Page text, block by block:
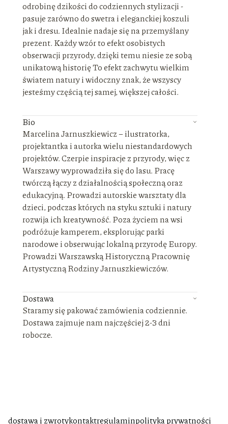
odrobinę dzikości do codziennych stylizacji -
pasuje zarówno do swetra i eleganckiej koszuli
jak i dresu. Idealnie nadaje się na przemyślany
prezent. Każdy wzór to efekt osobistych
obserwacji przyrody, dzięki temu niesie ze sobą
unikatową historię To efekt zachwytu wielkim
światem natury i widoczny znak, że wszyscy
jesteśmy częścią tej samej, większej całości.
Bio
Marcelina Jarnuszkiewicz – ilustratorka,
projektantka i autorka wielu niestandardowych
projektów. Czerpie inspiracje z przyrody, więc z
Warszawy wyprowadziła się do lasu. Pracę
twórczą łączy z działalnością społeczną oraz
edukacyjną. Prowadzi autorskie warsztaty dla
dzieci, podczas których na styku sztuki i natury
rozwija ich kreatywność. Poza życiem na wsi
podróżuje kamperem, eksplorując parki
narodowe i obserwując lokalną przyrodę Europy.
Prowadzi Warszawską Historyczną Pracownię
Artystyczną Rodziny Jarnuszkiewiczów.
Dostawa
Staramy się pakować zamówienia codziennie.
Dostawa zajmuje nam najczęściej 2-3 dni
robocze.
dostawa i zwrotykontaktregulaminpolityka prywatności